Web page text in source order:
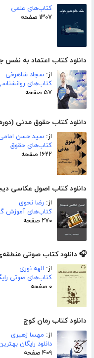
کتاب‌های علمی
۱۳۰۷ صفحه
دانلود کتاب اعتماد به
از: سجاد شاهرخی
کتاب‌های
۵۷ صفحه
دانلود کتاب حقوق مدنی (دوره 6 جلدی)
از: سید حسن
کتاب‌های حقوق
۱۶۲۲ صفحه
دانلود کتاب اصول عکاسی
از: رضا نحوی
کتاب‌های آموزش
۲۷۰ صفحه
🎧 دانلود کتاب صوتی
از: الهه نوری
کتاب‌های صوتی
۰ صفحه
دانلود کتاب رمان کوچ
از: مهسا زهیری
دانلود رایگان
۴۰۹ صفحه